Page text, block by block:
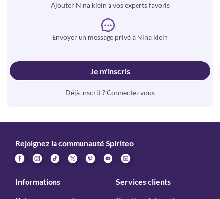
Ajouter Nina klein à vos experts favoris
Envoyer un message privé à Nina klein
Je m'inscris
Déjà inscrit ? Connectez vous
Rejoignez la communauté Spiriteo
Informations Services clients